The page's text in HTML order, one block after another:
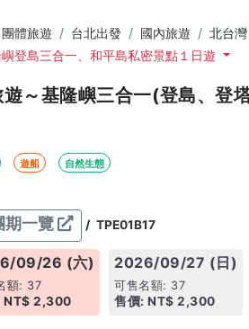
團體旅遊 台北出發 國內旅遊
北台灣
登島三合一、和平島私密景點１日遊
～基隆嶼三合一(登島、登
遊船 自然生態
期一覽 / TPE01B17
09/26 (六)
額: 37
NT$ 2,300
2026/09/27 (日)
可售名額: 37
售價: NT$ 2,300